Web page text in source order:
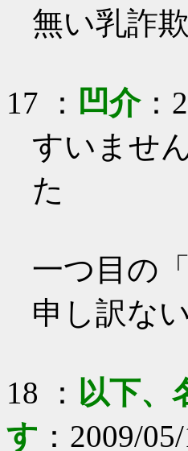
無い乳詐欺
17 ： 凹介：
すいませ
た
一つ目の
申し訳な
18 ： 以下、
す ： 2009/